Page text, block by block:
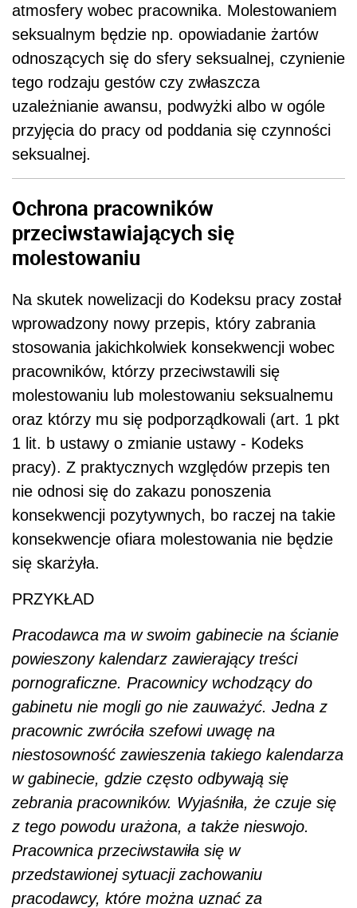
atmosfery wobec pracownika. Molestowaniem
seksualnym będzie np. opowiadanie żartów
odnoszących się do sfery seksualnej, czynienie
tego rodzaju gestów czy zwłaszcza
uzależnianie awansu, podwyżki albo w ogóle
przyjęcia do pracy od poddania się czynności
seksualnej.
Ochrona pracowników
przeciwstawiających się
molestowaniu
Na skutek nowelizacji do Kodeksu pracy został
wprowadzony nowy przepis, który zabrania
stosowania jakichkolwiek konsekwencji wobec
pracowników, którzy przeciwstawili się
molestowaniu lub molestowaniu seksualnemu
oraz którzy mu się podporządkowali (art. 1 pkt
1 lit. b ustawy o zmianie ustawy - Kodeks
pracy). Z praktycznych względów przepis ten
nie odnosi się do zakazu ponoszenia
konsekwencji pozytywnych, bo raczej na takie
konsekwencje ofiara molestowania nie będzie
się skarżyła.
PRZYKŁAD
Pracodawca ma w swoim gabinecie na ścianie
powieszony kalendarz zawierający treści
pornograficzne. Pracownicy wchodzący do
gabinetu nie mogli go nie zauważyć. Jedna z
pracownic zwróciła szefowi uwagę na
niestosowność zawieszenia takiego kalendarza
w gabinecie, gdzie często odbywają się
zebrania pracowników. Wyjaśniła, że czuje się
z tego powodu urażona, a także nieswojo.
Pracownica przeciwstawiła się w
przedstawionej sytuacji zachowaniu
pracodawcy, które można uznać za